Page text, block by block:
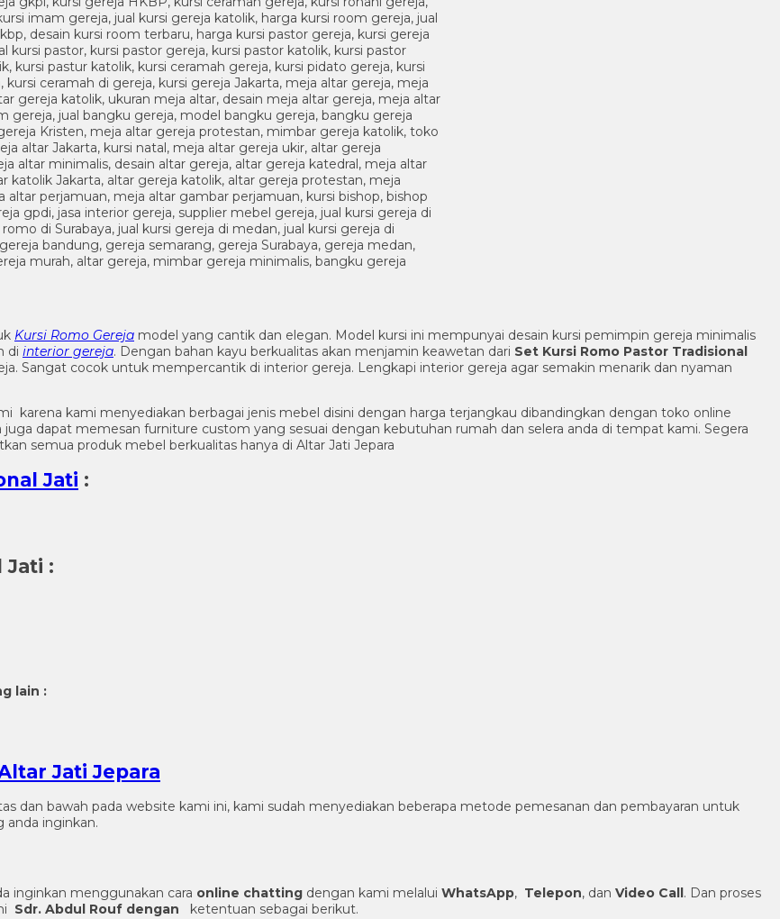
Kursi Romo Gereja model yang cantik dan elegan. Model kursi ini mempunyai desain kursi pemimpin gereja minimalis
di interior gereja. Dengan bahan kayu berkualitas akan menjamin keawetan dari Set Kursi Romo Pastor Tradisional
Sangat cocok untuk mempercantik di interior gereja. Lengkapi interior gereja agar semakin menarik dan nyaman
karena kami menyediakan berbagai jenis mebel disini dengan harga terjangkau dibandingkan dengan toko online
dapat memesan furniture custom yang sesuai dengan kebutuhan rumah dan selera anda di tempat kami. Segera
semua produk mebel berkualitas hanya di Altar Jati Jepara
Jati :
Jati :
lain :
Jati Jepara
dan bawah pada website kami ini, kami sudah menyediakan beberapa metode pemesanan dan pembayaran untuk
anda inginkan.
inginkan menggunakan cara online chatting dengan kami melalui WhatsApp, Telepon, dan Video Call. Dan proses
Sdr. Abdul Rouf dengan ketentuan sebagai berikut.